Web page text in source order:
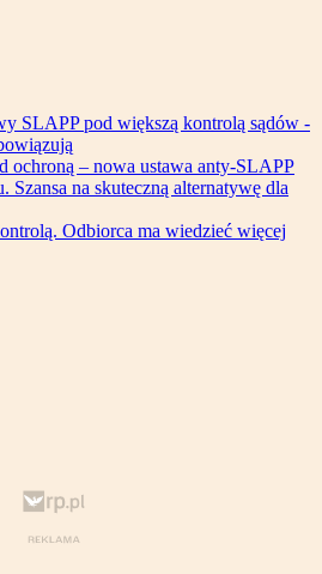
SLAPP pod większą kontrolą sądów -
ochroną – nowa ustawa anty-SLAPP
Szansa na skuteczną alternatywę dla
Odbiorca ma wiedzieć więcej